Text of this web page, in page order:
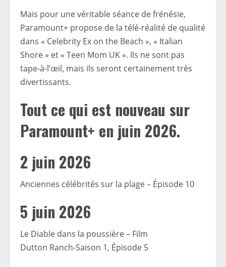
Mais pour une véritable séance de frénésie,
Paramount+ propose de la télé-réalité de qualité
dans « Celebrity Ex on the Beach », « Italian
Shore » et « Teen Mom UK ». Ils ne sont pas
tape-à-l’œil, mais ils seront certainement très
divertissants.
Tout ce qui est nouveau sur
Paramount+ en juin 2026.
2 juin 2026
Anciennes célébrités sur la plage – Épisode 10
5 juin 2026
Le Diable dans la poussière – Film
Dutton Ranch-Saison 1, Épisode 5